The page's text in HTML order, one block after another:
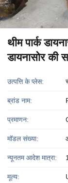
थीम पार्क
डायनासोर की
उत्पत्ति के प्लेस:
ब्रांड नाम:
प्रमाणन:
मॉडल संख्या:
न्यूनतम आदेश मात्रा:
मूल्य: